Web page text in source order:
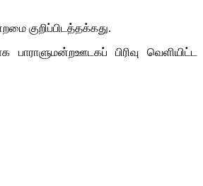
குறிப்பிடத்தக்கது.
பிரிவு வெளியிட்ட